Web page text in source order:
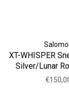
XT-WHISPER
Silver/Lunar